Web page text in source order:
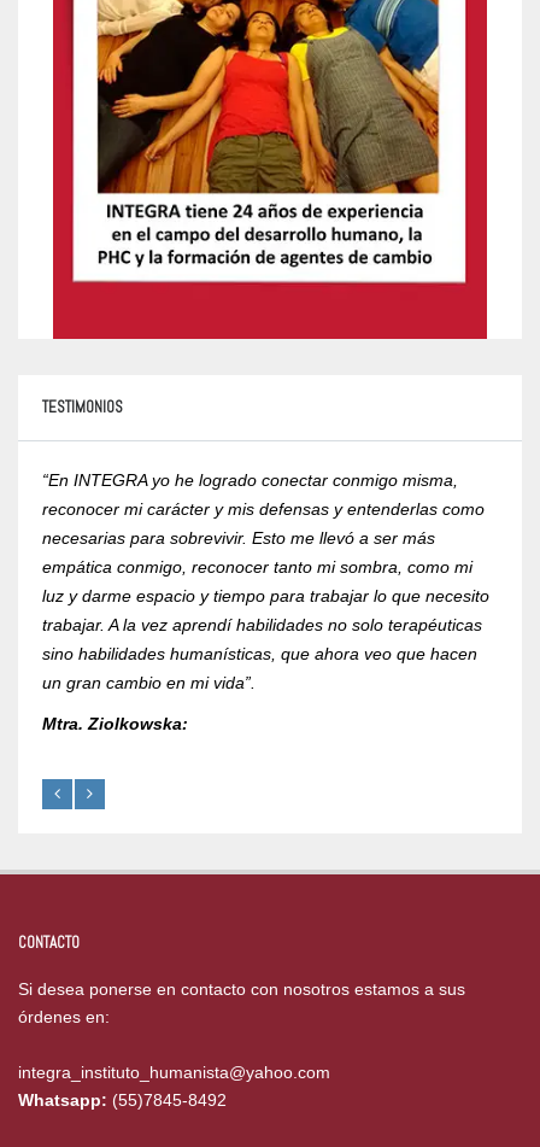
TESTIMONIOS
“En INTEGRA yo he logrado conectar conmigo misma,
reconocer mi carácter y mis defensas y entenderlas como
necesarias para sobrevivir. Esto me llevó a ser más
empática conmigo, reconocer tanto mi sombra, como mi
luz y darme espacio y tiempo para trabajar lo que necesito
trabajar. A la vez aprendí habilidades no solo terapéuticas
sino habilidades humanísticas, que ahora veo que hacen
un gran cambio en mi vida”.
Mtra. Ziolkowska:
CONTACTO
Si desea ponerse en contacto con nosotros estamos a sus
órdenes en:
integra_instituto_humanista@yahoo.com
Whatsapp: (55)7845-8492